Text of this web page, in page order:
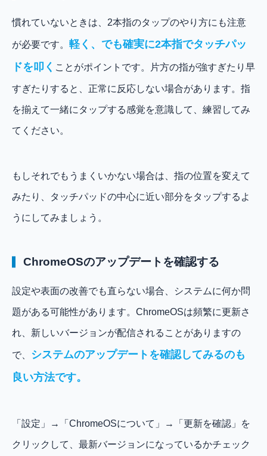
慣れていないときは、2本指のタップのやり方にも注意
が必要です。 軽く、でも確実に2本指でタッチパッ
ドを叩く ことがポイントです。片方の指が強すぎたり早
すぎたりすると、正常に反応しない場合があります。指
を揃えて一緒にタップする感覚を意識して、練習してみ
てください。
もしそれでもうまくいかない場合は、指の位置を変えて
みたり、タッチパッドの中心に近い部分をタップするよ
うにしてみましょう。
ChromeOSのアップデートを確認する
設定や表面の改善でも直らない場合、システムに何か問
題がある可能性があります。ChromeOSは頻繁に更新さ
れ、新しいバージョンが配信されることがありますの
で、
システムのアップデートを確認してみるのも
良い方法です。
「設定」→「ChromeOSについて」→「更新を確認」を
クリックして、最新バージョンになっているかチェック